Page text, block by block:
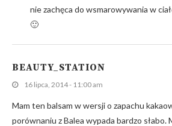
nie zachęca do wsmarowywania w
🙂
BEAUTY_STATION
16 lipca, 2014 - 11:00 am
Mam ten balsam w wersji o zapachu
porównaniu z Balea wypada bardzo słabo.